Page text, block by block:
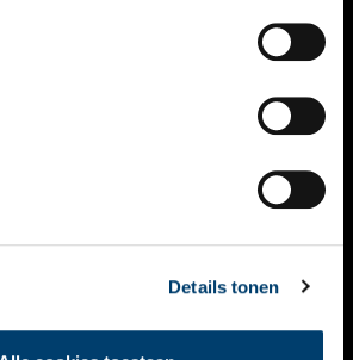
Details tonen